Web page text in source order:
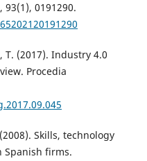
93(1), 0191290.
T. (2017). Industry 4.0
Procedia
Skills, technology
Spanish firms.